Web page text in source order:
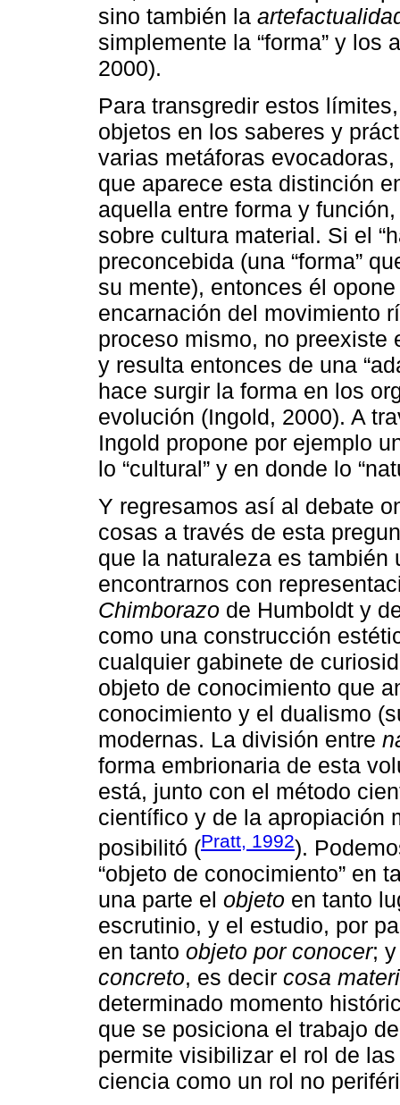
sino también la
simplemente la “forma” y los
2000).
Para transgredir estos
objetos en los saberes y
varias metáforas
que aparece esta distinción
aquella entre forma y
sobre cultura material. Si el
preconcebida (una “forma”
su mente), entonces él
encarnación del movimiento
proceso mismo, no preexiste
y resulta entonces de una
hace surgir la forma en los
evolución (Ingold, 2000). A
Ingold propone por ejemplo
lo “cultural” y en donde lo
Y regresamos así al debate
cosas a través de esta
que la naturaleza es también
encontrarnos con
Chimborazo de Humboldt y
como una construcción
cualquier gabinete de
objeto de conocimiento que
conocimiento y el dualismo
modernas. La división entre
forma embrionaria de esta
está, junto con el método
científico y de la apropiación
posibilitó (Pratt, 1992).
“objeto de conocimiento” en
una parte el objeto en tanto
escrutinio, y el estudio, por
en tanto objeto por conocer;
concreto, es decir cosa
determinado momento
que se posiciona el trabajo
permite visibilizar el rol de
ciencia como un rol no